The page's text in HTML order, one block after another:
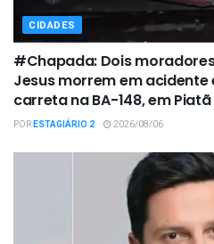
CIDADES
#Chapada: Dois
Jesus morrem em
carreta na BA-148, em Piatã
PORESTAGIÁRIO 2 2026/08/06